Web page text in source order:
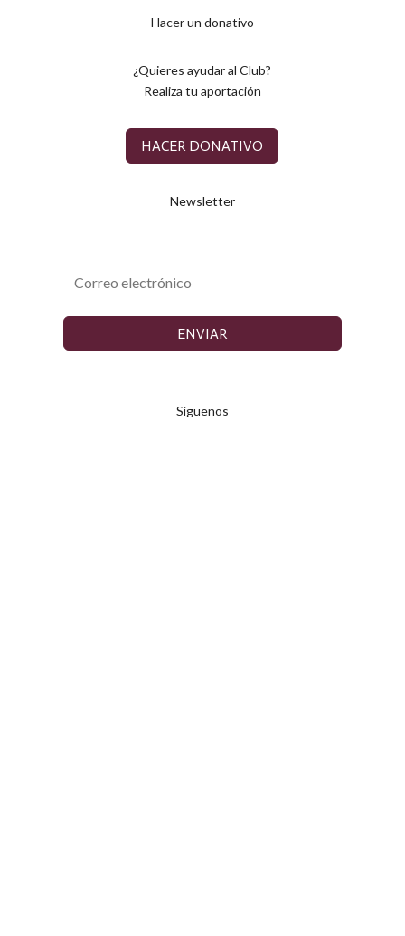
Hacer un donativo
¿Quieres ayudar al Club?
Realiza tu aportación
HACER DONATIVO
Newsletter
ENVIAR
Síguenos